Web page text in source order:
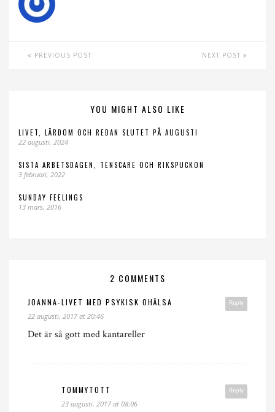
PREVIOUS POST NEXT POST
YOU MIGHT ALSO LIKE
LIVET, LÄRDOM OCH REDAN SLUTET PÅ AUGUSTI
22 augusti, 2024
SISTA ARBETSDAGEN, TENSCARE OCH RIKSPUCKON
3 februari, 2022
SUNDAY FEELINGS
13 mars, 2016
2 COMMENTS
Reply
JOANNA-LIVET MED PSYKISK OHÄLSA
22 augusti, 2017 at 20:46
Det är så gott med kantareller
Reply
TOMMYTOTT
23 augusti, 2017 at 08:06